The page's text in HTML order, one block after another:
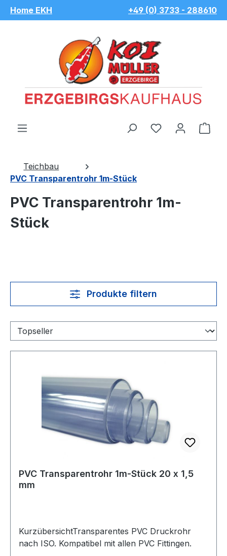
Zum Hauptinhalt springen
Home EKH +49 (0) 3733 - 288610
Du hast 0
Teichbau
PVC Transparentrohr 1m-Stück
PVC Transparentrohr 1m-
Stück
Produkte filtern
PVC Transparentrohr 1m-Stück 20 x 1,5
mm
KurzübersichtTransparentes PVC Druckrohr
nach ISO. Kompatibel mit allen PVC Fittingen.